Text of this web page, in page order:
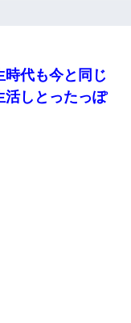
代も今と同じ
活しとったっぽ